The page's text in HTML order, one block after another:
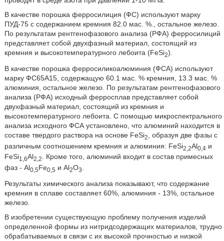
В качестве порошка ферросилиция (ФС) используют марку
ПУД-75 с содержанием кремния 82.0 мас. %., остальное железо.
По результатам рентгенофазового анализа (РФА) ферросилиций
представляет собой двухфазный материал, состоящий из
кремния и высокотемпературного лебоита (FeSi2).
В качестве порошка ферросиликоалюминия (ФСА) используют
марку ФС65А15, содержащую 60.1 мас. % кремния, 13.3 мас. %
алюминия, остальное железо. По результатам рентгенофазового
анализа (РФА) исходный ферросплав представляет собой
двухфазный материал, состоящий из кремния и
высокотемпературного лебоита. С помощью микроспектрального
анализа исходного ФСА установлено, что алюминий находится в
составе твердого раствора на основе FeSi2
, образуя две фазы с
различным соотношением кремния и алюминия: FeSi2,2Al0,4 и
FeSi1,6Al2,2. Кроме того, алюминий входит в состав примесных
фаз - Al0,5Fe0,5 и Al2O3.
Результаты химического анализа показывают, что содержание
кремния в сплаве составляет 60%, алюминия - 13%, остальное
железо.
В изобретении существующую проблему получения изделий
определенной формы из нитридсодержащих материалов, трудно
обрабатываемых в связи с их высокой прочностью и низкой